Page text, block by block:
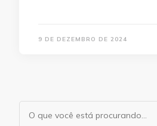
9 DE DEZEMBRO DE 2024
Procurando